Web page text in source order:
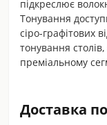
підкреслює
Тонування
сіро-графітових
тонування
преміальному
Доставка